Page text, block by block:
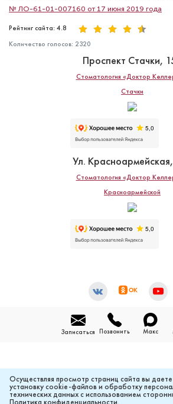
№ ЛО-61-01-007160 от 17 июня 2019 года
Рейтинг сайта: 4.8
Количество голосов: 2320
Проспект Стачки,
Стоматология «Доктор
Стачки
Ул.
Стоматология «Доктор
Красноармейской
Записаться Позвонить Макс
Осуществляя просмотр страниц сайта вы даете
установку cookie-файлов и обработку
технических данных с использованием
РАССЧИТАТЬ ЦЕНУ